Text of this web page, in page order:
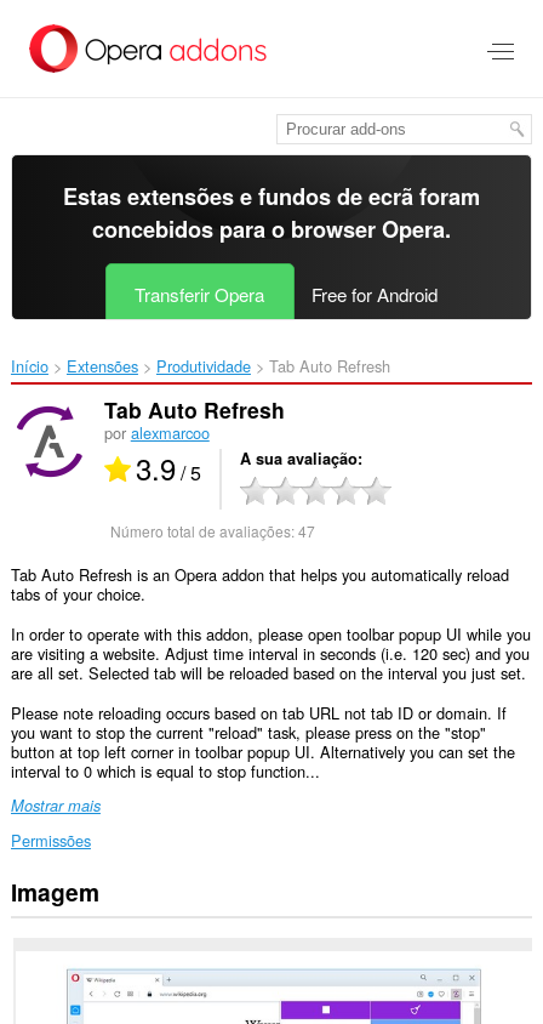
para
Estas extensões e fundos de ecrã foram
concebidos para o browser Opera.
Transferir Opera Free for Android
Início Extensões Produtividade Tab Auto Refresh‎
Tab Auto Refresh
por alexmarcoo
3.9/ 5 A sua avaliação
Número total de avaliações:47
Tab Auto Refresh is an Opera addon that helps you automatically reload
tabs of your choice.
In order to operate with this addon, please open toolbar popup UI while you
are visiting a website. Adjust time interval in seconds (i.e. 120 sec) and you
are all set. Selected tab will be reloaded based on the interval you just set.
Please note reloading occurs based on tab URL not tab ID or domain. If
you want to stop the current "reload" task, please press on the "stop"
button at top left corner in toolbar popup UI. Alternatively you can set the
interval to 0 which is equal to stop function...
Mostrar mais
Permissões
This
extension
notifications
Imagem